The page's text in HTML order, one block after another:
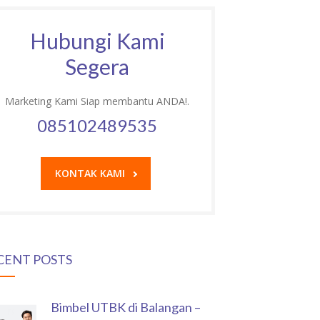
Hubungi Kami
Segera
Marketing Kami Siap membantu ANDA!.
085102489535
KONTAK KAMI
POSTS
Bimbel UTBK di Balangan –